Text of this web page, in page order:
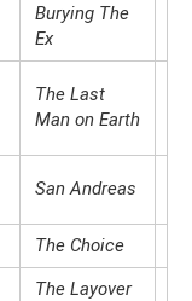
Burying The
Ex
The Last
Man on Earth
San Andreas
The Choice
The Layover